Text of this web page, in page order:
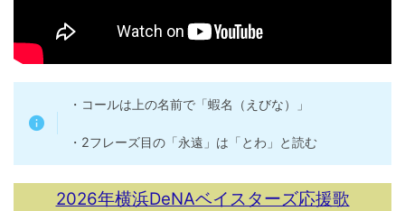
・コールは上の名前で「蝦名（えびな）」
・2フレーズ目の「永遠」は「とわ」と読む
2026年横浜DeNAベイスターズ応援歌